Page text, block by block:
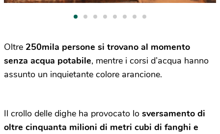
Oltre 250mila persone si trovano al momento
senza acqua potabile, mentre i corsi d’acqua hanno
assunto un inquietante colore arancione.
Il crollo delle dighe ha provocato lo sversamento di
oltre cinquanta milioni di metri cubi di fanghi e